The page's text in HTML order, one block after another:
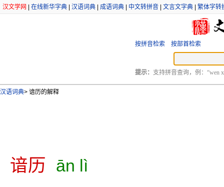
汉文学网 在线新华字典 汉语词典 成语词典 中文转拼音 文言文字典 繁体字转
按拼音检索 按部首检索
提示： 支持拼音查询，例：“wen
汉语词典> 谙历的解释
谙历 ān lì